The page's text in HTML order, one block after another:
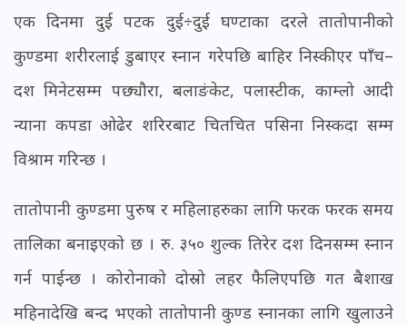
एक दिनमा दुई पटक दुई÷दुई घण्टाका दरले तातोपानीको
कुण्डमा शरीरलाई डुबाएर स्नान गरेपछि बाहिर निस्कीएर पाँच–
दश मिनेटसम्म पछ्यौरा, बलाङंकेट, पलास्टीक, काम्लो आदी
न्याना कपडा ओढेर शरिरबाट चितचित पसिना निस्कदा सम्म
विश्राम गरिन्छ ।
तातोपानी कुण्डमा पुरुष र महिलाहरुका लागि फरक फरक समय
तालिका बनाइएको छ । रु. ३५० शुल्क तिरेर दश दिनसम्म स्नान
गर्न पाईन्छ । कोरोनाको दोस्रो लहर फैलिएपछि गत बैशाख
महिनादेखि बन्द भएको तातोपानी कुण्ड स्नानका लागि खुलाउने